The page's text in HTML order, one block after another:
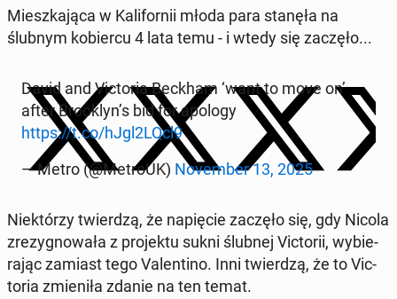
Miesz­ka­ją­ca w Ka­li­for­nii młoda para stanęła na
ślubnym ko­bier­cu 4 lata temu - i wtedy się zaczęło...
David and Vic­to­ria Beckham ‘want to move on’
after Bro­oklyn’s bid for apology
https://t.co/hJgl2LQcl9
— Metro (@MetroUK) No­vem­ber 13, 2025
Nie­któ­rzy twier­dzą, że na­pię­cie zaczęło się, gdy Nicola
zre­zy­gno­wa­ła z pro­jek­tu sukni ślubnej Vic­to­rii, wy­bie­
ra­jąc zamiast tego Va­len­ti­no. Inni twier­dzą, że to Vic­
to­ria zmie­ni­ła zdanie na ten temat.